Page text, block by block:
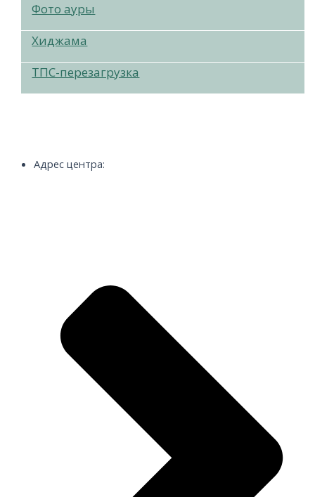
Фото ауры
Хиджама
ТПС-перезагрузка
Адрес центра: